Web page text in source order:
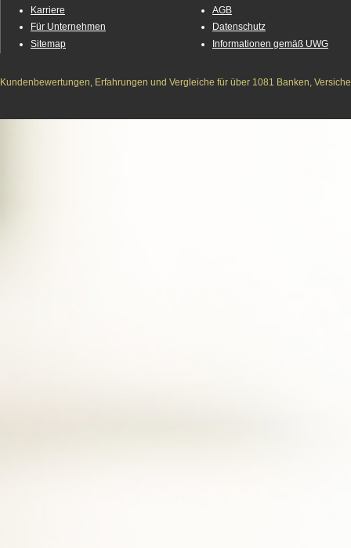
Karriere
Für Unternehmen
Sitemap
AGB
Datenschutz
Informationen gemäß UWG
Kundenbewertungen, Erfahrungen und Vergleiche für über 1081 Banken,